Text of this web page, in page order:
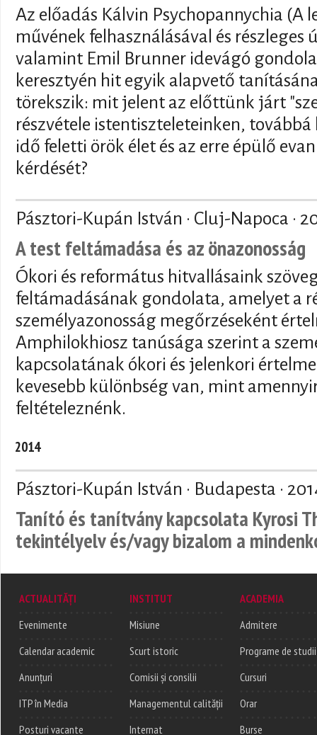
Az előadás Kálvin Psychopannychia (A
művének felhasználásával és részleges
valamint Emil Brunner idevágó
keresztyén hit egyik alapvető
törekszik: mit jelent az előttünk járt
részvétele istentiszteleteinken,
idő feletti örök élet és az erre épülő
kérdését?
Pásztori-Kupán István · Cluj-Napoca ·
A test feltámadása és az önazonosság
Ókori és református hitvallásaink
feltámadásának gondolata, amelyet a
személyazonosság megőrzéseként
Amphilokhiosz tanúsága szerint a
kapcsolatának ókori és jelenkori
kevesebb különbség van, mint
feltételeznénk.
2014
Pásztori-Kupán István · Budapesta ·
Tanító és tanítvány kapcsolata Kyrosi
tekintélyelv és/vagy bizalom a
ACTUALITĂȚI
Evenimente
Calendar academic
Anunțuri
ITP în Media
Posturi vacante
INSTITUT
Misiune
Scurt istoric
Comisii și consilii
Managementul calității
Internat
ACADEMIA
Admitere
Programe de studii
Cursuri
Orar
Burse